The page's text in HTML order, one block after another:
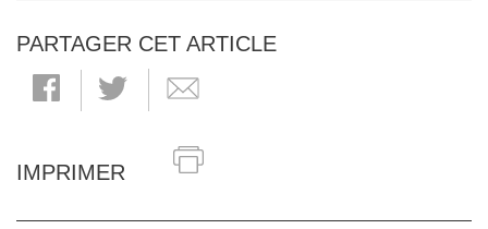
PARTAGER CET ARTICLE
IMPRIMER